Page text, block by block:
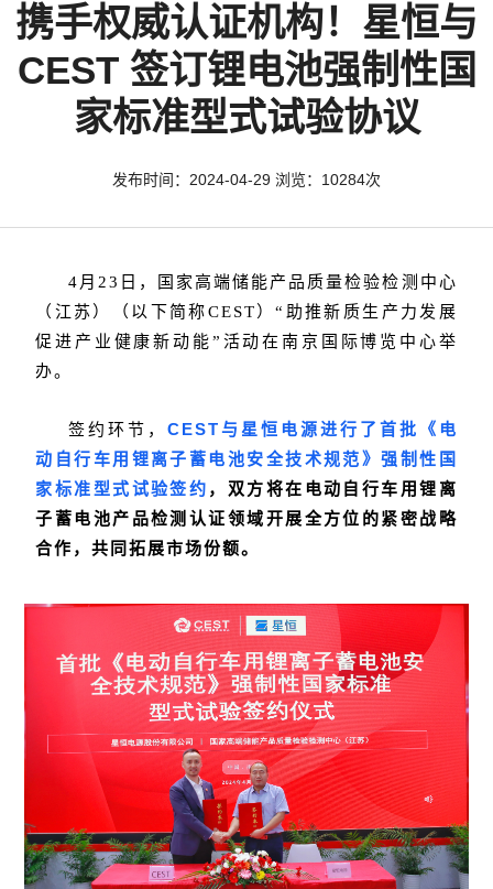
携手权威认证机构！星恒与
CEST 签订锂电池强制性国
家标准型式试验协议
发布时间：2024-04-29 浏览：10284次
4月23日，国家高端储能产品质量检验检测中心
（江苏）（以下简称CEST）“助推新质生产力发展
促进产业健康新动能”活动在南京国际博览中心举
办。
签约环节， CEST与星恒电源进行了首批《电
动自行车用锂离子蓄电池安全技术规范》强制性国
家标准型式试验签约 ，双方将在电动自行车用锂离
子蓄电池产品检测认证领域开展全方位的紧密战略
合作，共同拓展市场份额。